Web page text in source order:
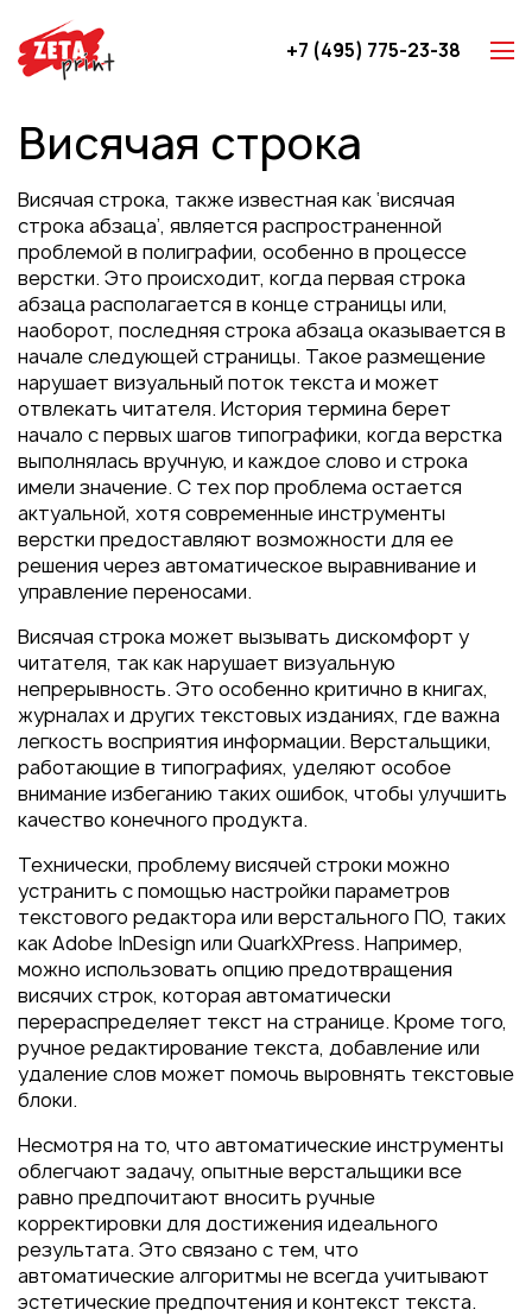
Брошюры
Игральные карты
Каталоги
Листовки
Книги
Папки
Календари
Упаковка
Блокноты с логотипом
Пакеты
Конверты
Полиграфия для выставок
под ключ
Полиграфия к выборам 2026
+7 (495) 775-23-38
Висячая строка
Висячая строка, также известная как ‘висячая
строка абзаца’, является распространенной
проблемой в полиграфии, особенно в процессе
верстки. Это происходит, когда первая строка
абзаца располагается в конце страницы или,
наоборот, последняя строка абзаца оказывается в
начале следующей страницы. Такое размещение
нарушает визуальный поток текста и может
отвлекать читателя. История термина берет
начало с первых шагов типографики, когда верстка
выполнялась вручную, и каждое слово и строка
имели значение. С тех пор проблема остается
актуальной, хотя современные инструменты
верстки предоставляют возможности для ее
решения через автоматическое выравнивание и
управление переносами.
Висячая строка может вызывать дискомфорт у
читателя, так как нарушает визуальную
непрерывность. Это особенно критично в книгах,
журналах и других текстовых изданиях, где важна
легкость восприятия информации. Верстальщики,
работающие в типографиях, уделяют особое
внимание избеганию таких ошибок, чтобы улучшить
качество конечного продукта.
Технически, проблему висячей строки можно
устранить с помощью настройки параметров
текстового редактора или верстального ПО, таких
как Adobe InDesign или QuarkXPress. Например,
можно использовать опцию предотвращения
висячих строк, которая автоматически
перераспределяет текст на странице. Кроме того,
ручное редактирование текста, добавление или
удаление слов может помочь выровнять текстовые
блоки.
Несмотря на то, что автоматические инструменты
облегчают задачу, опытные верстальщики все
равно предпочитают вносить ручные
корректировки для достижения идеального
результата. Это связано с тем, что
автоматические алгоритмы не всегда учитывают
эстетические предпочтения и контекст текста.